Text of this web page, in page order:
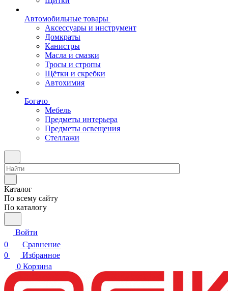
Автомобильные товары
Аксессуары и инструмент
Домкраты
Канистры
Масла и смазки
Тросы и стропы
Щётки и скребки
Автохимия
Богачо
Мебель
Предметы интерьера
Предметы освещения
Стеллажи
Каталог
По всему сайту
По каталогу
Войти
0
Сравнение
0
Избранное
0 Корзина